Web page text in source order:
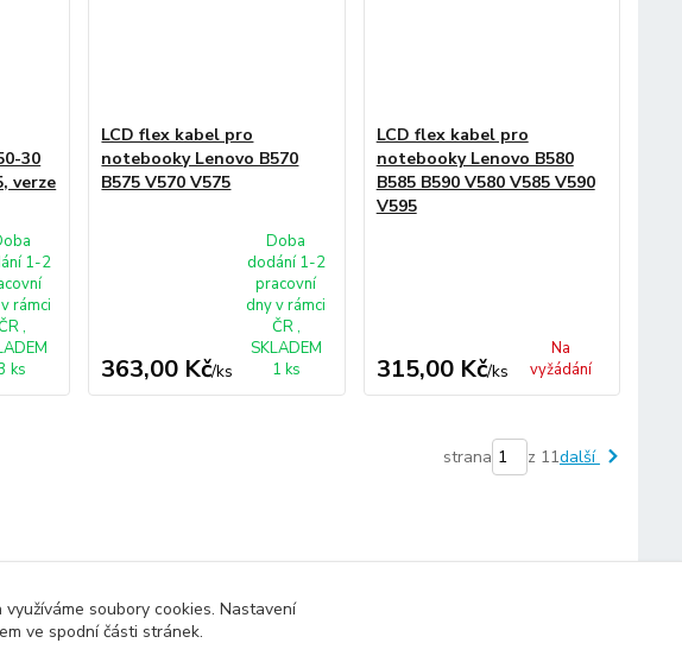
30
verze
1-2
rámci
,
ks
LCD flex kabel pro
notebooky Lenovo B570
B575 V570 V575
363,00 Kč/ks
Doba
dodání 1-2
pracovní
dny v rámci
ČR ,
SKLADEM
1 ks
LCD flex kabel pro
notebooky Lenovo B580
B585 B590 V580 V585 V590
V595
315,00 Kč/ks
Na
vyžádání
strana z 11další
soubory cookies. Nastavení
ve spodní části stránek.